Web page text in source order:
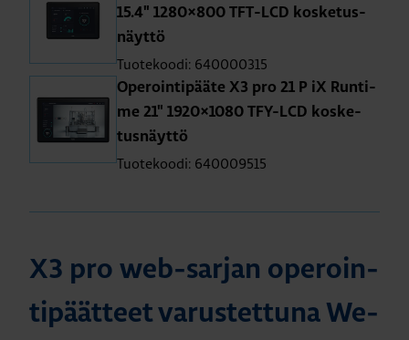
15.4" 1280×800 TFT-LCD kos­ke­tus­
näyt­tö
Tuotekoodi: 640000315
Ope­roin­ti­pää­te X3 pro 21 P iX Run­ti­
me 21" 1920×1080 TFY-LCD kos­ke­
tus­näyt­tö
Tuotekoodi: 640009515
X3 pro web-sar­jan ope­roin­
ti­päät­teet va­rus­tet­tu­na We­